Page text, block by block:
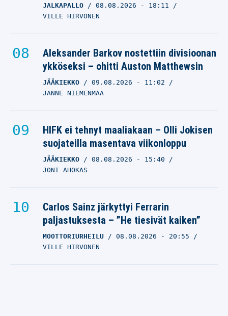
JALKAPALLO 08.08.2026 - 18:11
VILLE HIRVONEN
Aleksander Barkov nostettiin divisioonan
ykköseksi – ohitti Auston Matthewsin
JÄÄKIEKKO 09.08.2026 - 11:02
JANNE NIEMENMAA
HIFK ei tehnyt maaliakaan – Olli Jokisen
suojateilla masentava viikonloppu
JÄÄKIEKKO 08.08.2026 - 15:40
JONI AHOKAS
Carlos Sainz järkyttyi Ferrarin
paljastuksesta – ”He tiesivät kaiken”
MOOTTORIURHEILU 08.08.2026 - 20:55
VILLE HIRVONEN